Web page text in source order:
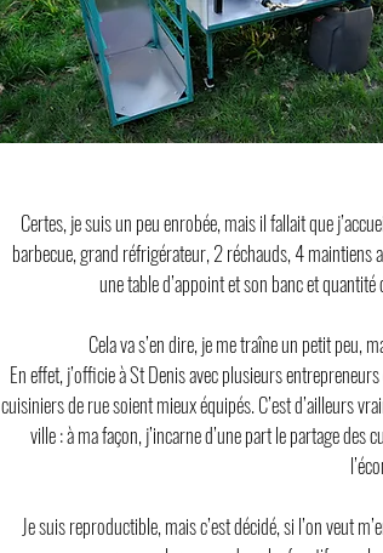
Certes, je suis un peu enrobée, mais il fallait que
barbecue, grand réfrigérateur, 2 réchauds, 4
une table d’appoint et son banc et
Cela va s’en dire, je me traîne un petit peu,
En effet, j’officie à St Denis avec plusieurs
cuisiniers de rue soient mieux équipés. C’est d’ailleurs
ville : à ma façon, j’incarne d’une part le partage
Je suis reproductible, mais c’est décidé, si l’on veut